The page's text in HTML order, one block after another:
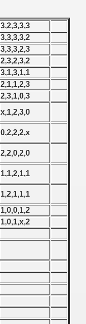
3,2,3,3,3
3,3,3,3,2
3,3,3,2,3
2,3,2,3,2
3,1,3,1,1
2,1,1,2,3
2,3,1,0,3
x,1,2,3,0
0,2,2,2,x
2,2,0,2,0
1,1,2,1,1
1,2,1,1,1
1,0,0,1,2
1,0,1,x,2